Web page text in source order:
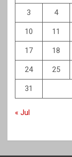
3 4
10 11
17 18
24 25
31
« Jul